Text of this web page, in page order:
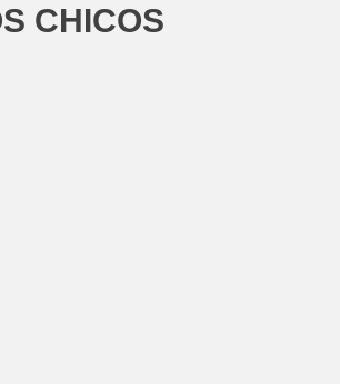
CHICOS